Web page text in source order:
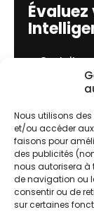
Nous utilisons
et/ou accéder
faisons pour
des publicités
nous autorisera à
de navigation ou
consentir ou de
sur certaines
➝ Gratuit,